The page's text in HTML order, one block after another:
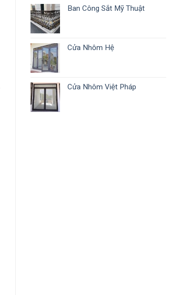
Ban Công Sắt Mỹ Thuật
Cửa Nhôm Hệ
Cửa Nhôm Việt Pháp